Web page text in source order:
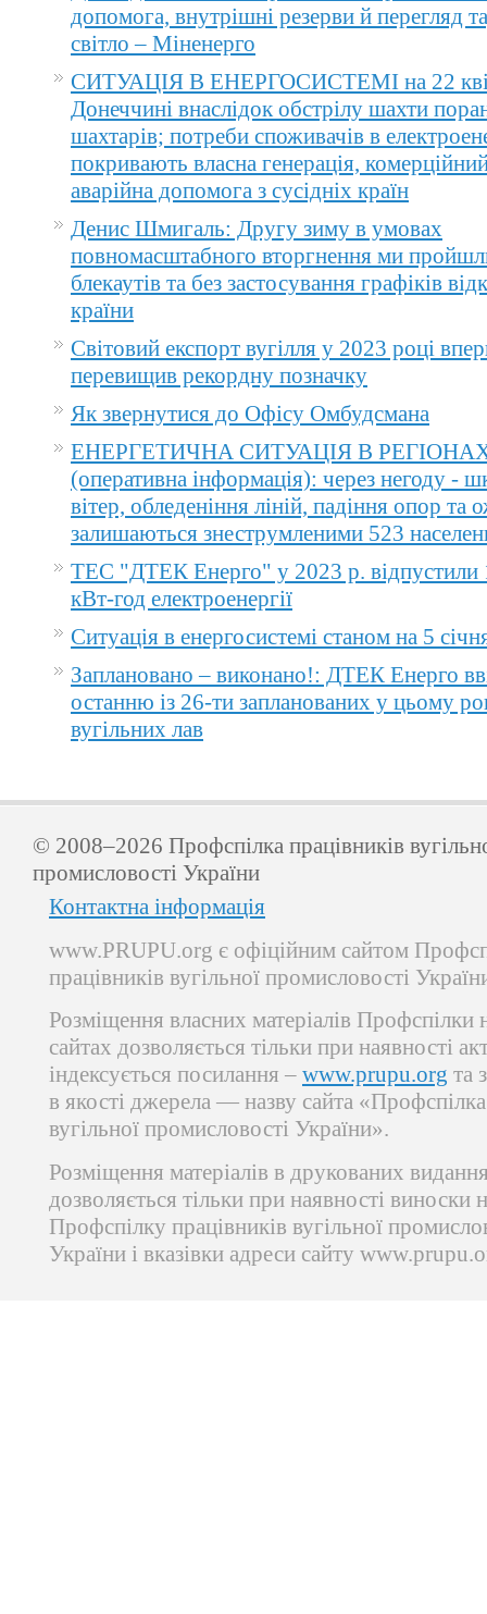
допомога, внутрішні резерви й перегляд
світло – Міненерго
СИТУАЦІЯ В ЕНЕРГОСИСТЕМІ на 22
Донеччині внаслідок обстрілу шахти
шахтарів; потреби споживачів в
покривають власна генерація,
аварійна допомога з сусідніх країн
Денис Шмигаль: Другу зиму в умовах
повномасштабного вторгнення ми
блекаутів та без застосування графіків
країни
Світовий експорт вугілля у 2023 році
перевищив рекордну позначку
Як звернутися до Офісу Омбудсмана
ЕНЕРГЕТИЧНА СИТУАЦІЯ В
(оперативна інформація): через негоду -
вітер, обледеніння ліній, падіння опор та
залишаються знеструмленими 523
ТЕС "ДТЕК Енерго" у 2023 р. відпустили
кВт-год електроенергії
Ситуація в енергосистемі станом на 5
Заплановано – виконано!: ДТЕК Енерго
останню із 26-ти запланованих у цьому
вугільних лав
© 2008–2026 Профспілка працівників
промисловості України
Контактна інформація
www.PRUPU.org є офіційним сайтом
працівників вугільної промисловості
Розміщення власних матеріалів Профспілки
сайтах дозволяється тільки при наявності
індексується посилання – www.prupu.org та
в якості джерела — назву сайта «Профспілка
вугільної промисловості України».
Розміщення матеріалів в друкованих
дозволяється тільки при наявності виноски
Профспілку працівників вугільної
України і вказівки адреси сайту